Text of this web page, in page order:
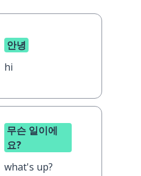
안녕
hi
무슨 일이에
요?
what's up?